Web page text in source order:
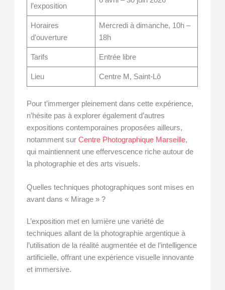
l’exposition
Horaires
d’ouverture
Mercredi à dimanche, 10h –
18h
Tarifs Entrée libre
Lieu Centre M, Saint-Lô
Pour t’immerger pleinement dans cette expérience,
n’hésite pas à explorer également d’autres
expositions contemporaines proposées ailleurs,
notamment surCentre Photographique Marseille,
qui maintiennent une effervescence riche autour de
la photographie et des arts visuels.
Quelles techniques photographiques sont mises en
avant dans « Mirage » ?
L’exposition met en lumière une variété de
techniques allant de la photographie argentique à
l’utilisation de la réalité augmentée et de l’intelligence
artificielle, offrant une expérience visuelle innovante
et immersive.